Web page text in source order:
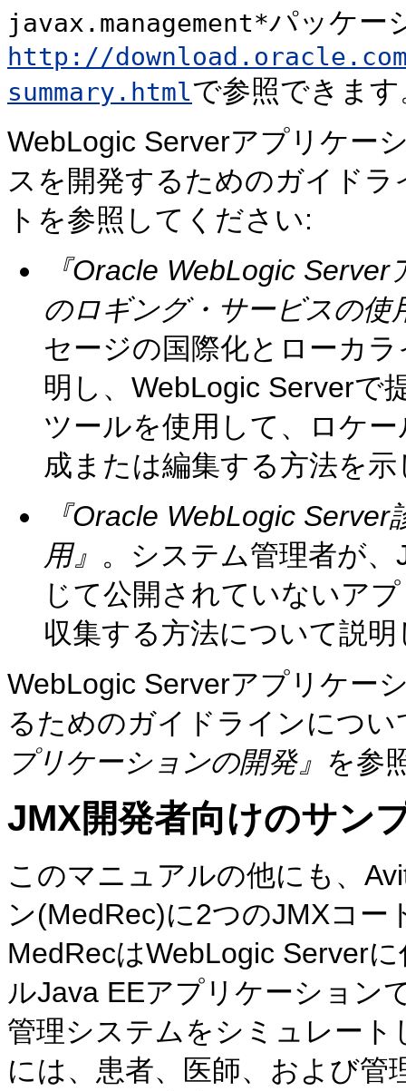
javax.management*パッケー
http://
summary.htmlで参照できます
WebLogic Serverアプリケー
スを開発するためのガイド
トを参照してください:
『Oracle WebLogic
のロギング・サービスの使
セージの国際化とローカ
明し、WebLogic Serverで
ツールを使用して、ロケ
成または編集する方法を
『Oracle WebLogic
用』 。システム管理者が
じて公開されていないア
収集する方法について説
WebLogic Serverアプリケー
るためのガイドラインについ
プリケーションの開発』 を参
JMX開発者向けのサン
このマニュアルの他にも、
ン(MedRec)に2つのJMXコ
MedRecはWebLogic Server
ルJava EEアプリケーション
管理システムをシミュレー
には、患者、医師、および